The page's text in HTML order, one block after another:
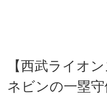
【西武ライオ
ネビンの一塁